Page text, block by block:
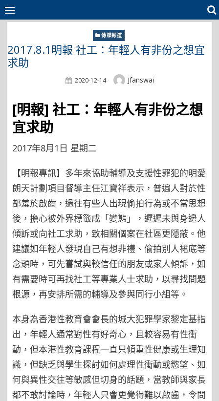
Skip
to
傳媒報道
2017.8.1明報 社工：年輕人有非份之想宜
求助
Posted
2020-12-14 Author
Jfanswai
[明報] 社工：年輕人有非份之想
宜求助
2017年8月1日 星期二
【明報專訊】多年來協助輔導及支援性罪犯的明愛
朗天計劃項目督導主任江寶祥表示，普遍人對於性
都羞於啟齒，過往有些人出現偷拍行為或不當思想
後，擔心被外界標籤成「變態」，遲遲未與身邊人
傾訴或向社工求助，致相關個案在社區更隱蔽。他
建議如年輕人發現自己有想非禮、偷拍別人裙底等
念頭時，可先嘗試與較信任的朋友或家人傾訴，如
有需要時可再找社工等專業人士求助，以尋找問題
根源，再安排所需的輔導及參與同行小組等。
本身為香港性教育會會長的城大犯罪學家黎定基指
出，年輕人通常對性有好奇心，且較容易有性衝
動，但本港性教育課程一直只傾重性健康或生理知
識，但缺乏與學生探討如何處理性衝動或慾望、如
何與異性交往等敏感但切身的話題，當教師與家長
都不敢討論時，年輕人只會更覺得難以啟齒，令問